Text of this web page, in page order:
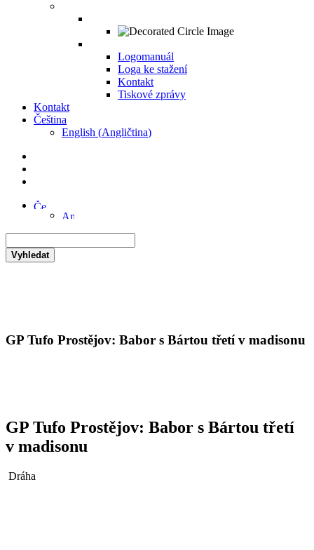
Logomanuál
Loga ke stažení
Kontakt
Tiskové zprávy
Kontakt
Čeština
English (Angličtina)
Vyhledat
GP Tufo Prostějov: Babor s Bártou třetí v madisonu
GP Tufo Prostějov: Babor s Bártou třetí
v madisonu
Dráha